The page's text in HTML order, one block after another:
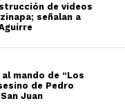
de videos
señalan a
al mando de “Los
de Pedro
Juan